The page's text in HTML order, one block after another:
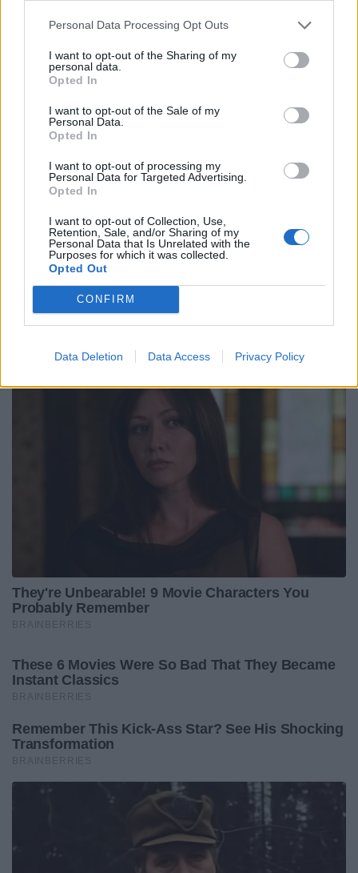
Personal Data Processing Opt Outs
I want to opt-out of the Sharing of my
personal data.
Opted In
I want to opt-out of the Sale of my
Personal Data.
Opted In
I want to opt-out of processing my
Personal Data for Targeted Advertising.
Opted In
I want to opt-out of Collection, Use,
Retention, Sale, and/or Sharing of my
Personal Data that Is Unrelated with the
Purposes for which it was collected.
Opted Out
CONFIRM
Data Deletion Data Access Privacy Policy
Wyk, 13 Peter Umaga-Jensen, 12 Ngani
Bachop, 9 TJ Perenara (cc), 8 Ardie Savea, 7
Du’Plessis Kirifi, 6 Reed Prinsep, 5 Scott
Scrafton, 4 James Blackwell, 3 Tyrel Lomax, 2
Dane Coles (cc), 1 Fraser Armstrong
Alex Fidow, 19 Vaea Fifita, 20 Liam Mitchell, 21
Jamie Booth, 22 Billy Proctor, 23 Wes Goosen
Risultati e classifica del Super Rugby Aotearoa - clicca sul